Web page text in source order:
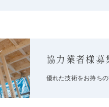
協力業者様募
優れた技術をお持ち